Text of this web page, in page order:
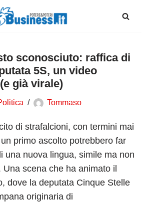
sconosciuto: raffica di
5S, un video
già virale)
Tommaso
di strafalcioni, con termini mai
primo ascolto potrebbero far
una nuova lingua, simile ma non
Una scena che ha animato il
dove la deputata Cinque Stelle
originaria di